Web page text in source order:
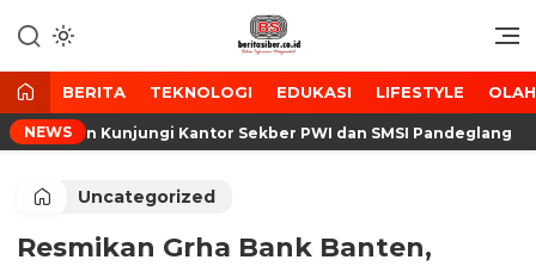
ke
konten
BeritaSiber.co.id
Media Tanggap Dan Akurat
BERITA TEKNOLOGI EDUKASI LIFESTYLE
NEWS
Banten Kunjungi Kantor Sekber PWI dan SMSI Pandeglang
Uncategorized
Resmikan Grha Bank Banten,